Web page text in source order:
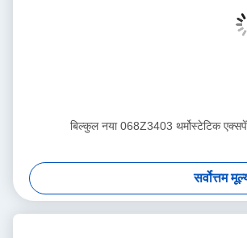
बिल्कुल नया 068Z3403 थर्मोस्टेटिक
सर्वोत्तम